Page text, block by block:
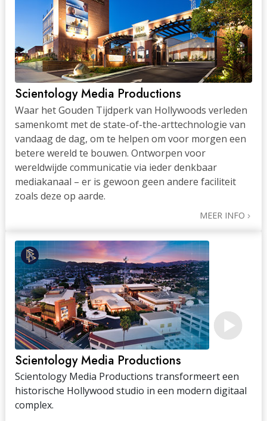
Scientology Media Productions
Waar het Gouden Tijdperk van Hollywoods verleden
samenkomt met de state-of-the-arttechnologie van
vandaag de dag, om te helpen om voor morgen een
betere wereld te bouwen. Ontworpen voor
wereldwijde communicatie via ieder denkbaar
mediakanaal – er is gewoon geen andere faciliteit
zoals deze op aarde.
MEER INFO
Scientology Media Productions
Scientology Media Productions transformeert een
historische Hollywood studio in een modern digitaal
complex.